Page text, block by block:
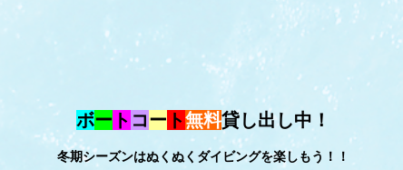
ボー ト コー ト無料貸し出し中！
冬期シーズンはぬくぬくダイビングを楽しもう！！